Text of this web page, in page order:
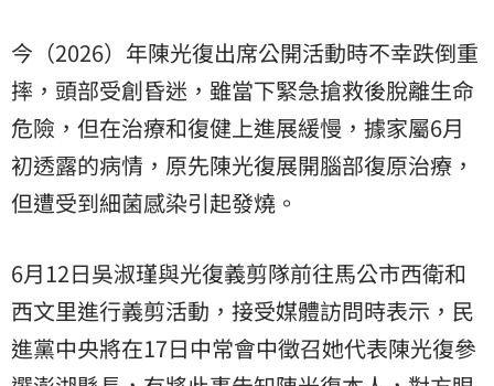
今（2026）年陳光復出席公開活動時不幸跌倒重
摔，頭部受創昏迷，雖當下緊急搶救後脫離生命
危險，但在治療和復健上進展緩慢，據家屬6月
初透露的病情，原先陳光復展開腦部復原治療，
但遭受到細菌感染引起發燒。
6月12日吳淑瑾與光復義剪隊前往馬公市西衛和
西文里進行義剪活動，接受媒體訪問時表示，民
進黨中央將在17日中常會中徵召她代表陳光復參